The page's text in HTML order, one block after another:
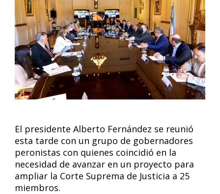
El presidente Alberto Fernández se reunió
esta tarde con un grupo de gobernadores
peronistas con quienes coincidió en la
necesidad de avanzar en un proyecto para
ampliar la Corte Suprema de Justicia a 25
miembros.